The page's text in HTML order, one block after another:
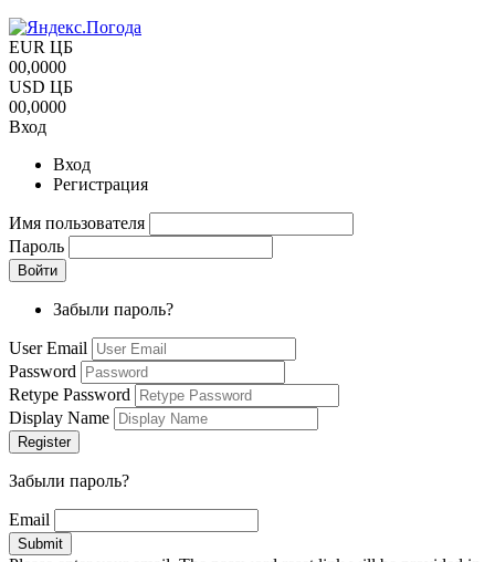
EUR ЦБ
00,0000
USD ЦБ
00,0000
Вход
Вход
Регистрация
Имя пользователя
Пароль
Забыли пароль?
User Email
Password
Retype Password
Display Name
Забыли пароль?
Email